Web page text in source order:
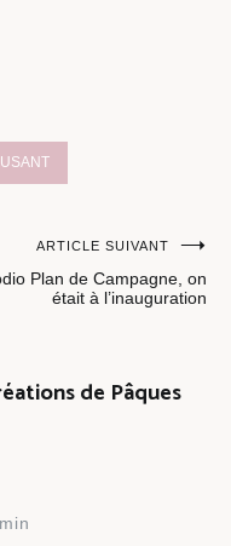
ARTICLE SUIVANT
Plan de Campagne, on
était à l’inauguration
de Pâques